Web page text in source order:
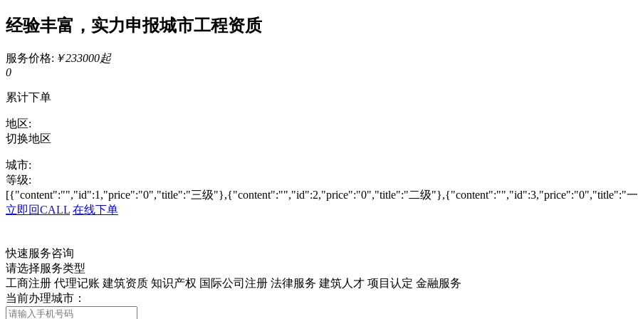
经验丰富，实力申报城市工程资质
服务价格: ￥233000起
0
累计下单
地区:
切换地区
城市:
等级:
[{"content":"","id":1,"price":"0","title":"三级"},{"content":"","id":2,"price":"0","title":"二级"},{"content":"","id":3,"price":"0","title":"
立即回CALL 在线下单
快速服务咨询
请选择服务类型
工商注册 代理记账 建筑资质 知识产权 国际公司注册 法律服务 建筑人才 项目认定 金融服务
当前办理城市：